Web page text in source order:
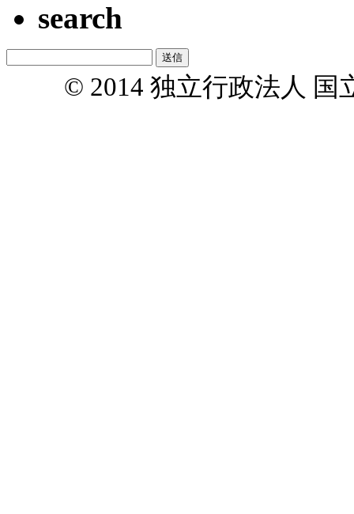
search
© 2014 独立行政法人 国